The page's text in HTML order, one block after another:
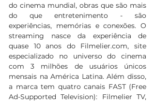
do cinema mundial, obras que são mais
do que entretenimento - são
experiências, memórias e conexões. O
streaming nasce da experiência de
quase 10 anos do Filmelier.com, site
especializado no universo do cinema
com 3 milhões de usuários únicos
mensais na América Latina. Além disso,
a marca tem quatro canais FAST (Free
Ad-Supported Television): Filmelier TV,